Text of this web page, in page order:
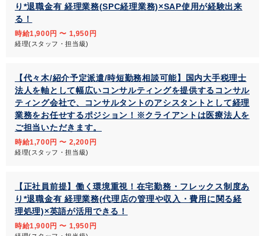
り*退職金有 経理業務(SPC経理業務)×SAP使用が経験出来
る！
時給1,900円 〜 1,950円
経理(スタッフ・担当級)
【代々木/紹介予定派遣/時短勤務相談可能】国内大手税理士
法人を軸として幅広いコンサルティングを提供するコンサル
ティング会社で、コンサルタントのアシスタントとして経理
業務をお任せするポジション！※クライアントは医療法人を
ご担当いただきます。
時給1,700円 〜 2,200円
経理(スタッフ・担当級)
【正社員前提】働く環境重視！在宅勤務・フレックス制度あ
り*退職金有 経理業務(代理店の管理や収入・費用に関る経
理処理)×英語が活用できる！
時給1,900円 〜 1,950円